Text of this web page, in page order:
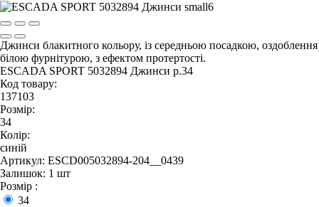
Джинси блакитного кольору, із середньою посадкою, оздоблення
білою фурнітурою, з ефектом протертості.
ESCADA SPORT 5032894 Джинси р.34
Код товару:
137103
Розмір:
34
Колір:
синій
Артикул: ESCD005032894-204__0439
Залишок: 1 шт
Розмір :
34